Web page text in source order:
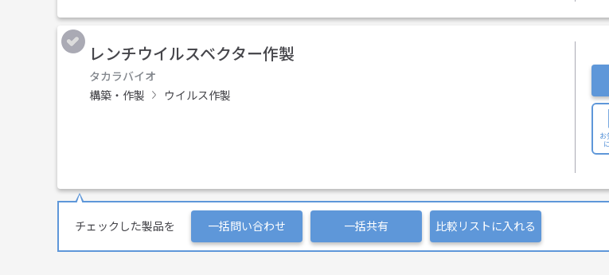
レンチウイルスベクター作製
タカラバイオ
構築・作製
ウイルス作製
お
チェックした製品を 一括問い合わせ 一括共有 比較リストに入れる